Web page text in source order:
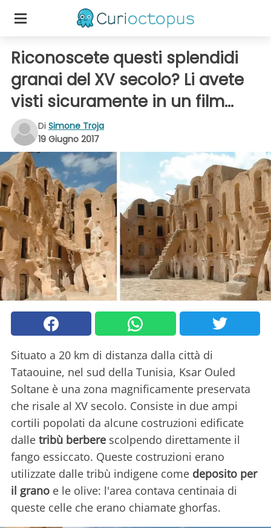
Riconoscete questi splendidi
granai del XV secolo? Li avete
visti sicuramente in un film...
Di Simone Troja
19 Giugno 2017
Situato a 20 km di distanza dalla città di
Tataouine, nel sud della Tunisia, Ksar Ouled
Soltane è una zona magnificamente preservata
che risale al XV secolo. Consiste in due ampi
cortili popolati da alcune costruzioni edificate
dalle tribù berbere scolpendo direttamente il
fango essiccato. Queste costruzioni erano
utilizzate dalle tribù indigene come deposito per
il grano e le olive: l'area contava centinaia di
queste celle che erano chiamate ghorfas.